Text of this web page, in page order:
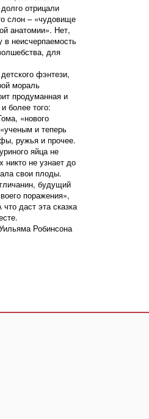
отрицали
слон – «чудовище
анатомии». Нет,
в неисчерпаемость
для
фэнтези,
мораль
продуманная и
более того:
«нового
и теперь
ружья и прочее.
яйца не
не узнает до
свои плоды.
будущий
поражения»,
даст эта сказка
Робинсона